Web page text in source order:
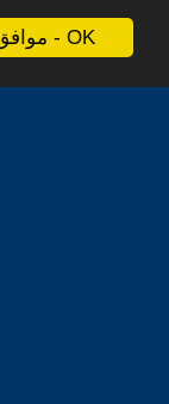
موافق - OK